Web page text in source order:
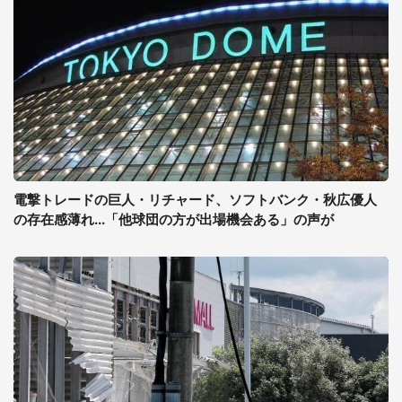
電撃トレードの巨人・リチャード、ソフトバンク・秋広優人
の存在感薄れ...「他球団の方が出場機会ある」の声が